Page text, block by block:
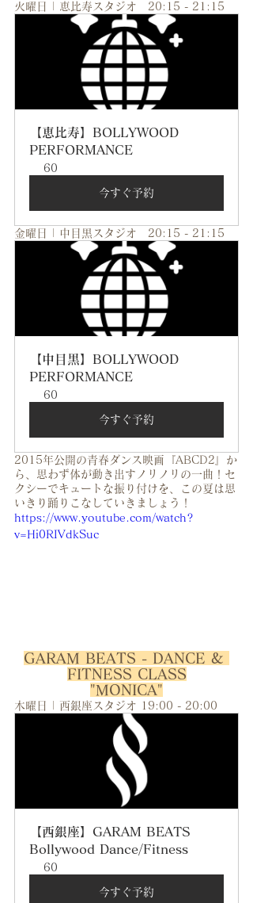
火曜日 | 恵比寿スタジオ　20:15 - 21:15
【恵比寿】BOLLYWOOD
PERFORMANCE
60
今すぐ予約
金曜日 | 中目黒スタジオ　20:15 - 21:15
【中目黒】BOLLYWOOD
PERFORMANCE
60
今すぐ予約
2015年公開の青春ダンス映画『ABCD2』か
ら、思わず体が動き出すノリノリの一曲！セ
クシーでキュートな振り付けを、この夏は思
いきり踊りこなしていきましょう！
https://www.youtube.com/watch?
v=Hi0RIVdkSuc
GARAM BEATS - DANCE &
FITNESS CLASS
"MONICA"
木曜日 | 西銀座スタジオ 19:00 - 20:00
【西銀座】GARAM BEATS
Bollywood Dance/Fitness
60
今すぐ予約